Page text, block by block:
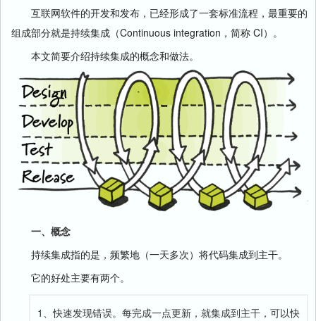
互联网软件的开发和发布，已经形成了一套标准流程，最重要的
组成部分就是持续集成（Continuous integration，简称 CI）。
本文简要介绍持续集成的概念和做法。
一、概念
持续集成指的是，频繁地（一天多次）将代码集成到主干。
它的好处主要有两个。
1、快速发现错误。每完成一点更新，就集成到主干，可以快